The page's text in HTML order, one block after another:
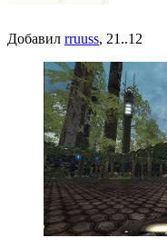
Добавил rruuss, 21..12